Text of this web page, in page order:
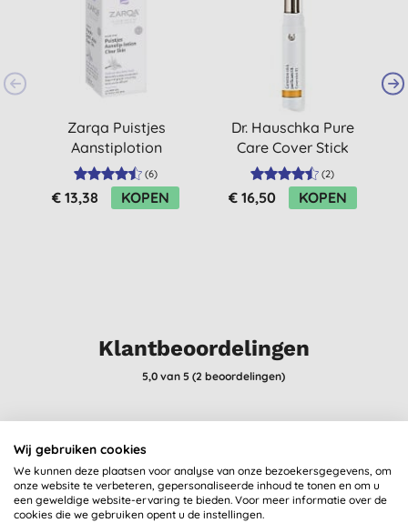
Zarqa Puistjes
Aanstiplotion
(onzuivere huid) (20
ml)
(6)
€ 13,38 KOPEN
Dr. Hauschka Pure
Care Cover Stick
(2)
€ 16,50 KOPEN
Klantbeoordelingen
5,0van 5 (2 beoordelingen)
28-8-2024
Een echte favoriet hier. Héél goed merk.
Wij gebruiken cookies
We kunnen deze plaatsen voor analyse van onze bezoekersgegevens, om
onze website te verbeteren, gepersonaliseerde inhoud te tonen en om u
een geweldige website-ervaring te bieden. Voor meer informatie over de
cookies die we gebruiken opent u de instellingen.